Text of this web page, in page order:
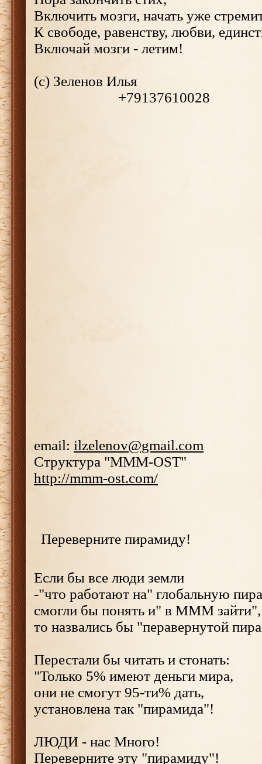
Включить мозги, начать уже
К свободе, равенству, любви,
Включай мозги - летим!
(с) Зеленов Илья
+79137610028
email: ilzelenov@gmail.com
Структура "МММ-OST"
http://mmm-ost.com/
Переверните пирамиду!
Если бы все люди земли
-"что работают на" глобальную
смогли бы понять и" в МММ зайти",
то назвались бы "перавернутой
Перестали бы читать и стонать:
"Только 5% имеют деньги мира,
они не смогут 95-ти% дать,
установлена так "пирамида"!
ЛЮДИ - нас Много!
Переверните эту "пирамиду"!